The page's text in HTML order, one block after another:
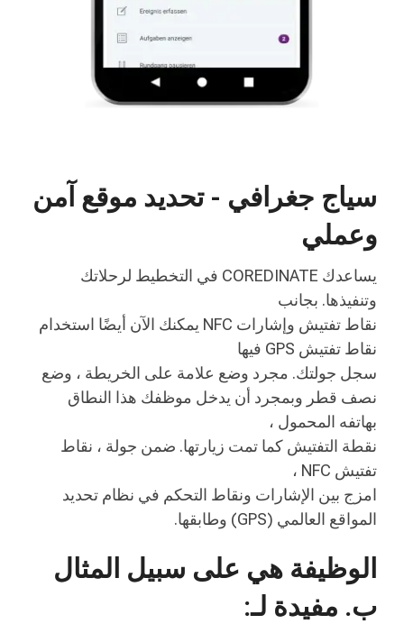
سياج جغرافي - تحديد موقع آمن
وعملي
يساعدك COREDINATE في التخطيط لرحلاتك
وتنفيذها. بجانب
نقاط تفتيش وإشارات NFC يمكنك الآن أيضًا استخدام
نقاط تفتيش GPS فيها
سجل جولتك. مجرد وضع علامة على الخريطة ، وضع
نصف قطر وبمجرد أن يدخل موظفك هذا النطاق
بهاتفه المحمول ،
نقطة التفتيش كما تمت زيارتها. ضمن جولة ، نقاط
تفتيش NFC ،
امزج بين الإشارات ونقاط التحكم في نظام تحديد
المواقع العالمي (GPS) وطابقها.
الوظيفة هي على سبيل المثال
ب. مفيدة لـ: